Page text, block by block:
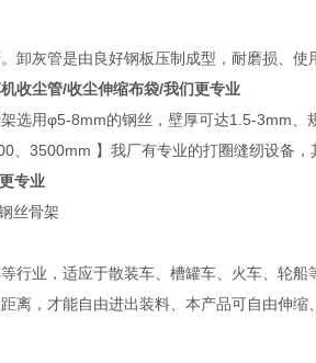
灰管是由良好钢板压制成型，耐磨损、使
收尘管/收尘伸缩布袋/我们更专业
选用φ5-8mm的钢丝，壁厚可达1.5-3mm、
3500mm 】我厂有专业的打圈缝纫设备
专业
丝骨架
行业，适应于散装车、槽罐车、火车、轮
离，才能自由进出装料、本产品可自由伸